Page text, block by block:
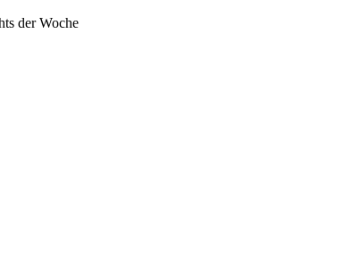
der Woche